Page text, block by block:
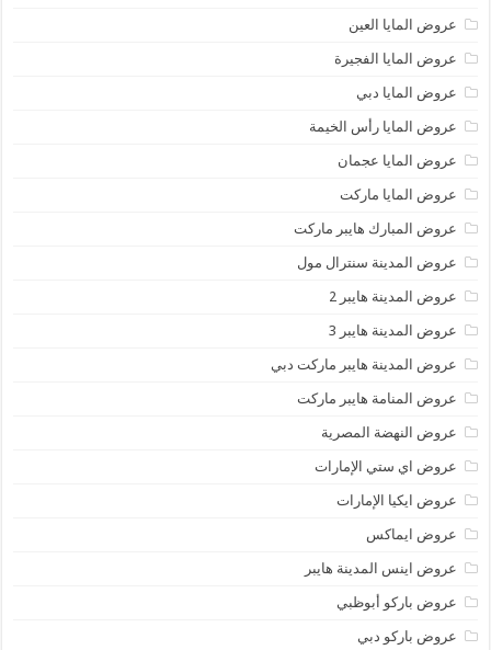
عروض المايا العين
عروض المايا الفجيرة
عروض المايا دبي
عروض المايا رأس الخيمة
عروض المايا عجمان
عروض المايا ماركت
عروض المبارك هايبر ماركت
عروض المدينة سنترال مول
عروض المدينة هايبر 2
عروض المدينة هايبر 3
عروض المدينة هايبر ماركت دبي
عروض المنامة هايبر ماركت
عروض النهضة المصرية
عروض اي ستي الإمارات
عروض ايكيا الإمارات
عروض ايماكس
عروض اينس المدينة هايبر
عروض باركو أبوظبي
عروض باركو دبي